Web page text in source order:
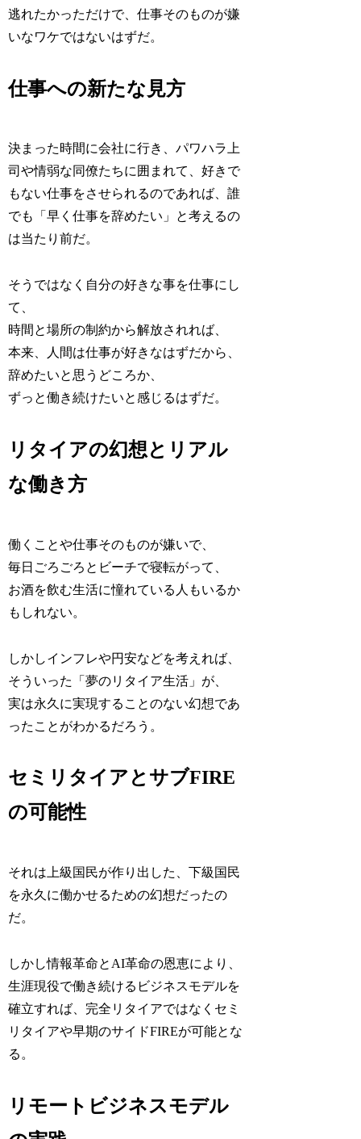
逃れたかっただけで、仕事そのものが嫌
いなワケではないはずだ。
仕事への新たな見方
決まった時間に会社に行き、パワハラ上
司や情弱な同僚たちに囲まれて、好きで
もない仕事をさせられるのであれば、誰
でも「早く仕事を辞めたい」と考えるの
は当たり前だ。
そうではなく自分の好きな事を仕事にし
て、
時間と場所の制約から解放されれば、
本来、人間は仕事が好きなはずだから、
辞めたいと思うどころか、
ずっと働き続けたいと感じるはずだ。
リタイアの幻想とリアル
な働き方
働くことや仕事そのものが嫌いで、
毎日ごろごろとビーチで寝転がって、
お酒を飲む生活に憧れている人もいるか
もしれない。
しかしインフレや円安などを考えれば、
そういった「夢のリタイア生活」が、
実は永久に実現することのない幻想であ
ったことがわかるだろう。
セミリタイアとサブFIRE
の可能性
それは上級国民が作り出した、下級国民
を永久に働かせるための幻想だったの
だ。
しかし情報革命とAI革命の恩恵により、
生涯現役で働き続けるビジネスモデルを
確立すれば、完全リタイアではなくセミ
リタイアや早期のサイドFIREが可能とな
る。
リモートビジネスモデル